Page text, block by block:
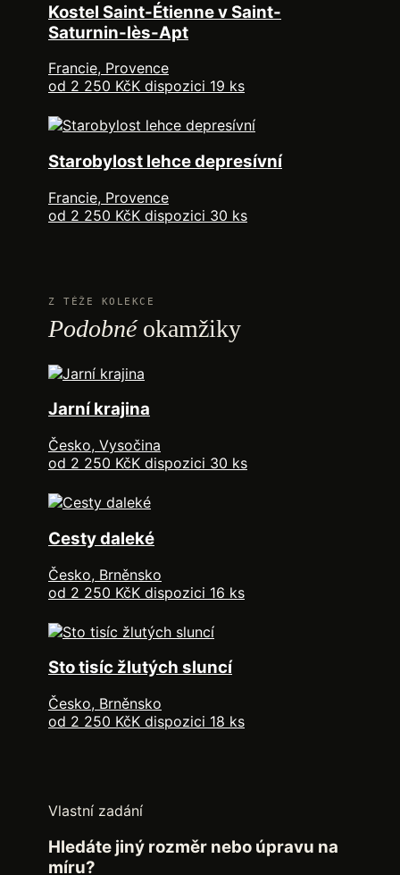
Kostel Saint-Étienne v Saint-
Saturnin-lès-Apt
Francie, Provence
od 2 250 KčK dispozici 19 ks
Starobylost lehce depresívní
Francie, Provence
od 2 250 KčK dispozici 30 ks
Z TÉŽE KOLEKCE
Podobnéokamžiky
Jarní krajina
Česko, Vysočina
od 2 250 KčK dispozici 30 ks
Cesty daleké
Česko, Brněnsko
od 2 250 KčK dispozici 16 ks
Sto tisíc žlutých sluncí
Česko, Brněnsko
od 2 250 KčK dispozici 18 ks
Vlastní zadání
Hledáte jiný rozměr nebo úpravu na
míru?